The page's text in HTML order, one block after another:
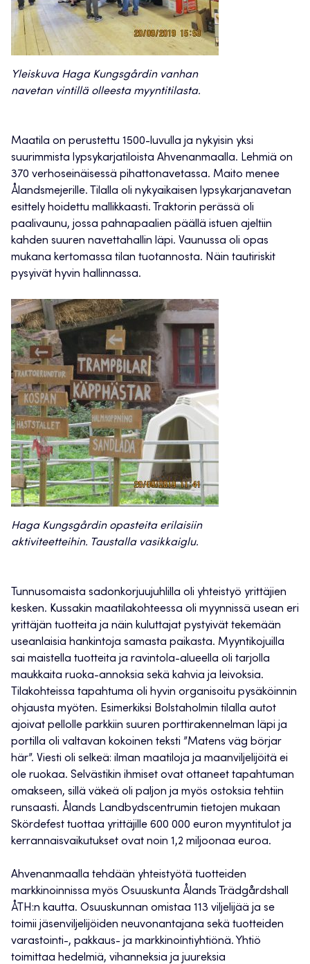
Yleiskuva Haga Kungsgårdin vanhan
navetan vintillä olleesta myyntitilasta.
Maatila on perustettu 1500-luvulla ja nykyisin yksi
suurimmista lypsykarjatiloista Ahvenanmaalla. Lehmiä on
370 verhoseinäisessä pihattonavetassa. Maito menee
Ålandsmejerille. Tilalla oli nykyaikaisen lypsykarjanavetan
esittely hoidettu mallikkaasti. Traktorin perässä oli
paalivaunu, jossa pahnapaalien päällä istuen ajeltiin
kahden suuren navettahallin läpi. Vaunussa oli opas
mukana kertomassa tilan tuotannosta. Näin tautiriskit
pysyivät hyvin hallinnassa.
Haga Kungsgårdin opasteita erilaisiin
aktiviteetteihin. Taustalla vasikkaiglu.
Tunnusomaista sadonkorjuujuhlilla oli yhteistyö yrittäjien
kesken. Kussakin maatilakohteessa oli myynnissä usean eri
yrittäjän tuotteita ja näin kuluttajat pystyivät tekemään
useanlaisia hankintoja samasta paikasta. Myyntikojuilla
sai maistella tuotteita ja ravintola-alueella oli tarjolla
maukkaita ruoka-annoksia sekä kahvia ja leivoksia.
Tilakohteissa tapahtuma oli hyvin organisoitu pysäköinnin
ohjausta myöten. Esimerkiksi Bolstaholmin tilalla autot
ajoivat pellolle parkkiin suuren porttirakennelman läpi ja
portilla oli valtavan kokoinen teksti ”Matens väg börjar
här”. Viesti oli selkeä: ilman maatiloja ja maanviljelijöitä ei
ole ruokaa. Selvästikin ihmiset ovat ottaneet tapahtuman
omakseen, sillä väkeä oli paljon ja myös ostoksia tehtiin
runsaasti. Ålands Landbydscentrumin tietojen mukaan
Skördefest tuottaa yrittäjille 600 000 euron myyntitulot ja
kerrannaisvaikutukset ovat noin 1,2 miljoonaa euroa.
Ahvenanmaalla tehdään yhteistyötä tuotteiden
markkinoinnissa myös Osuuskunta Ålands Trädgårdshall
ÅTH:n kautta. Osuuskunnan omistaa 113 viljelijää ja se
toimii jäsenviljelijöiden neuvonantajana sekä tuotteiden
varastointi-, pakkaus- ja markkinointiyhtiönä. Yhtiö
toimittaa hedelmiä, vihanneksia ja juureksia